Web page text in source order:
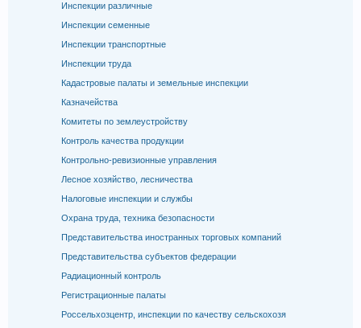
Инспекции различные
Инспекции семенные
Инспекции транспортные
Инспекции труда
Кадастровые палаты и земельные инспекции
Казначейства
Комитеты по землеустройству
Контроль качества продукции
Контрольно-ревизионные управления
Лесное хозяйство, лесничества
Налоговые инспекции и службы
Охрана труда, техника безопасности
Представительства иностранных торговых компаний
Представительства субъектов федерации
Радиационный контроль
Регистрационные палаты
Россельхозцентр, инспекции по качеству сельскохозя